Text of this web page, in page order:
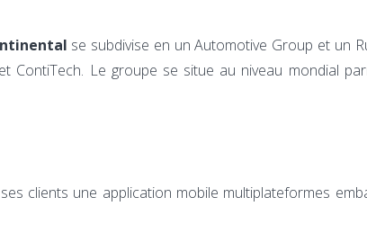
se subdivise en un Automotive Group et un
ContiTech. Le groupe se situe au niveau mondial
clients une application mobile multiplateformes